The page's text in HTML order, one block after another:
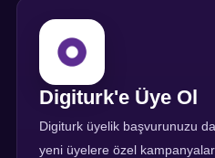
Digiturk'e Üye Ol
Digiturk üyelik başvurunuzu
yeni üyelere özel